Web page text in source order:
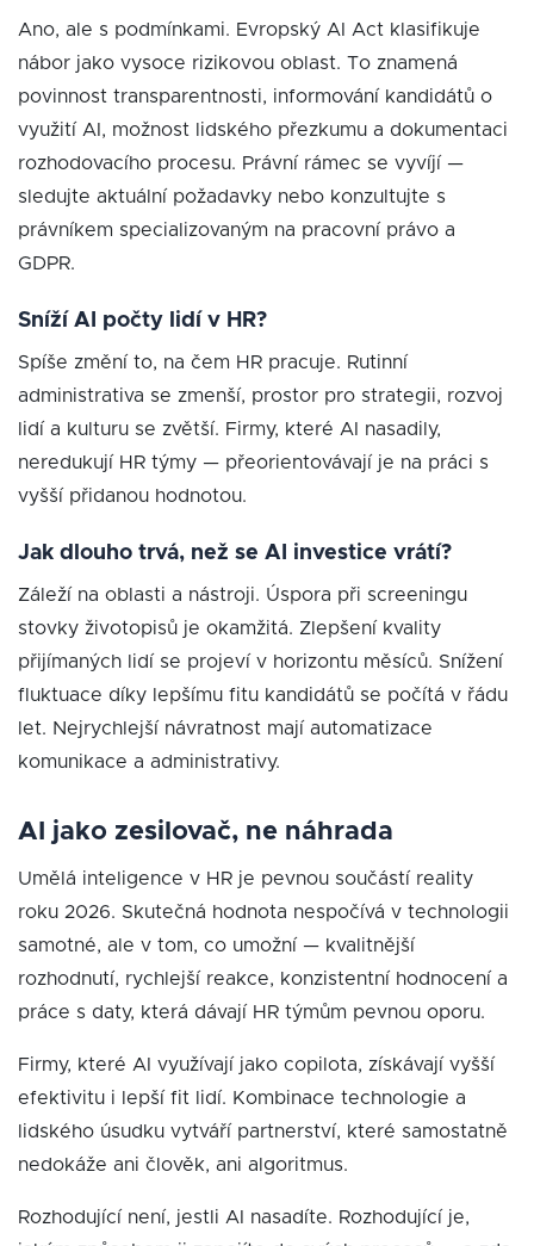
Ano, ale s podmínkami. Evropský AI Act klasifikuje
nábor jako vysoce rizikovou oblast. To znamená
povinnost transparentnosti, informování kandidátů o
využití AI, možnost lidského přezkumu a dokumentaci
rozhodovacího procesu. Právní rámec se vyvíjí —
sledujte aktuální požadavky nebo konzultujte s
právníkem specializovaným na pracovní právo a
GDPR.
Sníží AI počty lidí v HR?
Spíše změní to, na čem HR pracuje. Rutinní
administrativa se zmenší, prostor pro strategii, rozvoj
lidí a kulturu se zvětší. Firmy, které AI nasadily,
neredukují HR týmy — přeorientovávají je na práci s
vyšší přidanou hodnotou.
Jak dlouho trvá, než se AI investice vrátí?
Záleží na oblasti a nástroji. Úspora při screeningu
stovky životopisů je okamžitá. Zlepšení kvality
přijímaných lidí se projeví v horizontu měsíců. Snížení
fluktuace díky lepšímu fitu kandidátů se počítá v řádu
let. Nejrychlejší návratnost mají automatizace
komunikace a administrativy.
AI jako zesilovač, ne náhrada
Umělá inteligence v HR je pevnou součástí reality
roku 2026. Skutečná hodnota nespočívá v technologii
samotné, ale v tom, co umožní — kvalitnější
rozhodnutí, rychlejší reakce, konzistentní hodnocení a
práce s daty, která dávají HR týmům pevnou oporu.
Firmy, které AI využívají jako copilota, získávají vyšší
efektivitu i lepší fit lidí. Kombinace technologie a
lidského úsudku vytváří partnerství, které samostatně
nedokáže ani člověk, ani algoritmus.
Rozhodující není, jestli AI nasadíte. Rozhodující je,